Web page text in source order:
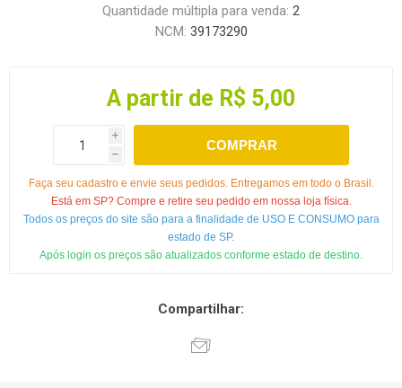
Quantidade múltipla para venda: 2
NCM: 39173290
A partir de R$ 5,00
i
h
COMPRAR
Faça seu cadastro e envie seus pedidos. Entregamos em todo o Brasil.
Está em SP? Compre e retire seu pedido em nossa loja física.
Todos os preços do site são para a finalidade de USO E CONSUMO para
estado de SP.
Após login os preços são atualizados conforme estado de destino.
Compartilhar: